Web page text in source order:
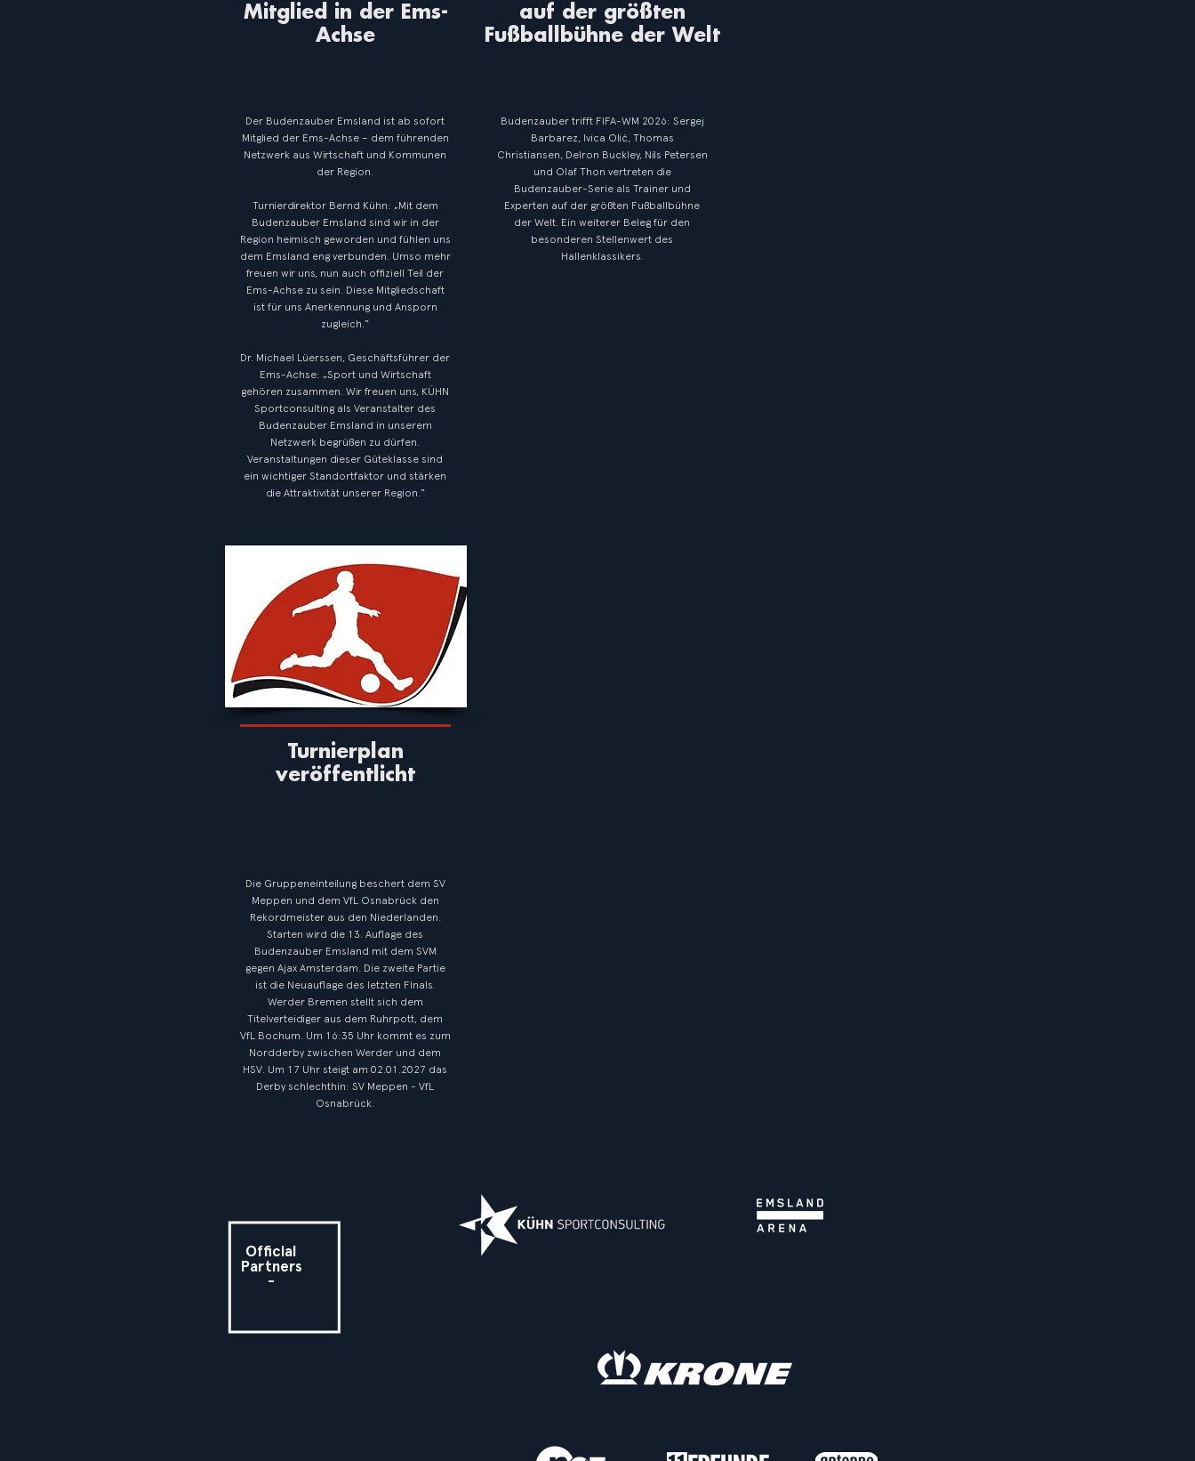
Mitglied in der Ems-
Achse
Der Budenzauber Emsland ist ab sofort
Mitglied der Ems-Achse – dem führenden
Netzwerk aus Wirtschaft und Kommunen
der Region.
Turnierdirektor Bernd Kühn: „Mit dem
Budenzauber Emsland sind wir in der
Region heimisch geworden und fühlen uns
dem Emsland eng verbunden. Umso mehr
freuen wir uns, nun auch offiziell Teil der
Ems-Achse zu sein. Diese Mitgliedschaft
ist für uns Anerkennung und Ansporn
zugleich.“
Dr. Michael Lüerssen, Geschäftsführer der
Ems-Achse: „Sport und Wirtschaft
gehören zusammen. Wir freuen uns, KÜHN
Sportconsulting als Veranstalter des
Budenzauber Emsland in unserem
Netzwerk begrüßen zu dürfen.
Veranstaltungen dieser Güteklasse sind
ein wichtiger Standortfaktor und stärken
die Attraktivität unserer Region.“
auf der größten
Fußballbühne der Welt
Budenzauber trifft FIFA-WM 2026: Sergej
Barbarez, Ivica Olić, Thomas
Christiansen, Delron Buckley, Nils Petersen
und Olaf Thon vertreten die
Budenzauber-Serie als Trainer und
Experten auf der größten Fußballbühne
der Welt. Ein weiterer Beleg für den
besonderen Stellenwert des
Hallenklassikers.
Turnierplan
veröffentlicht
Die Gruppeneinteilung beschert dem SV
Meppen und dem VfL Osnabrück den
Rekordmeister aus den Niederlanden.
Starten wird die 13. Auflage des
Budenzauber Emsland mit dem SVM
gegen Ajax Amsterdam. Die zweite Partie
ist die Neuauflage des letzten FInals.
Werder Bremen stellt sich dem
Titelverteidiger aus dem Ruhrpott, dem
VfL Bochum. Um 16:35 Uhr kommt es zum
Nordderby zwischen Werder und dem
HSV. Um 17 Uhr steigt am 02.01.2027 das
Derby schlechthin: SV Meppen - VfL
Osnabrück.
Official
Partners
-